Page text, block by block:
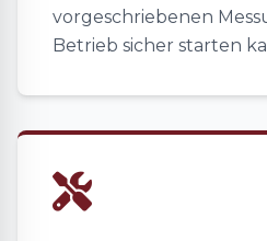
vorgeschriebenen
Betrieb sicher starten